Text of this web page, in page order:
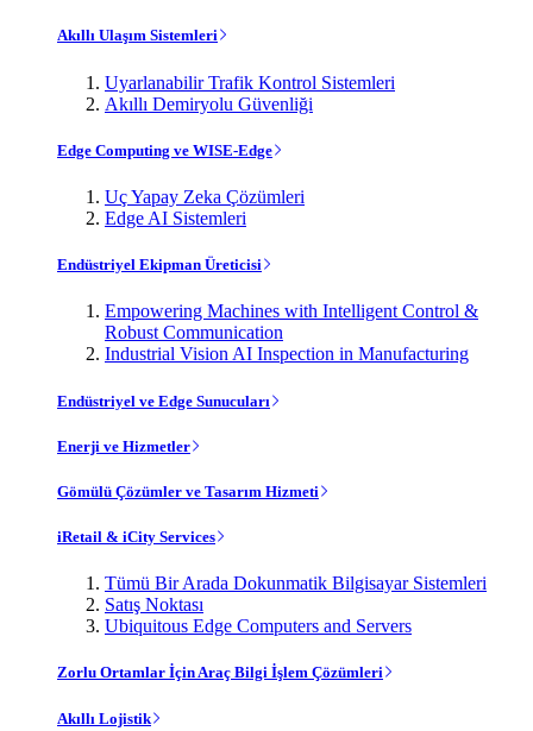
Akıllı Ulaşım Sistemleri
Uyarlanabilir Trafik Kontrol Sistemleri
Akıllı Demiryolu Güvenliği
Edge Computing ve WISE-Edge
Uç Yapay Zeka Çözümleri
Edge AI Sistemleri
Endüstriyel Ekipman Üreticisi
Empowering Machines with Intelligent Control &
Robust Communication
Industrial Vision AI Inspection in Manufacturing
Endüstriyel ve Edge Sunucuları
Enerji ve Hizmetler
Gömülü Çözümler ve Tasarım Hizmeti
iRetail & iCity Services
Tümü Bir Arada Dokunmatik Bilgisayar Sistemleri
Satış Noktası
Ubiquitous Edge Computers and Servers
Zorlu Ortamlar İçin Araç Bilgi İşlem Çözümleri
Akıllı Lojistik